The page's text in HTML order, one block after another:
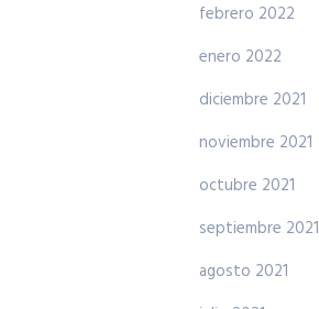
febrero 2022
enero 2022
diciembre 2021
noviembre 2021
octubre 2021
septiembre 2021
agosto 2021